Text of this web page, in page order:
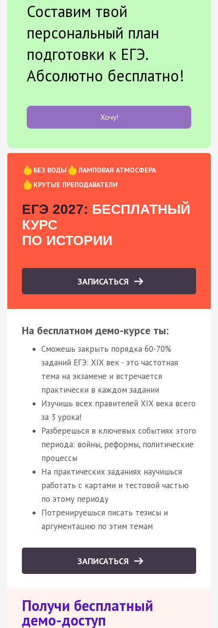
Составим твой
персональный план
подготовки к ЕГЭ.
Абсолютно бесплатно!
Хочу!
БЕЗ ВОДЫ
ЛАМПОВАЯ АТМОСФЕРА
КРУТЫЕ ПРЕПОДАВАТЕЛИ
ЕГЭ 2027: БЕСПЛАТНЫЙ
КУРС
ПО ИСТОРИИ
ЗАПИСАТЬСЯ
На бесплатном демо-курсе ты:
Сможешь закрыть порядка 60-70%
заданий ЕГЭ: XIX век - это частотная
тема на экзамене и встречается
практически в каждом задании
Изучишь всех правителей XIX века всего
за 3 урока!
Разберешься в ключевых событиях этого
периода: войны, реформы, политические
процессы
На практических заданиях научишься
работать с картами и тестовой частью
по этому периоду
Потренируешься писать тезисы и
аргументацию по этим темам
ЗАПИСАТЬСЯ
Получи бесплатный
демо-доступ